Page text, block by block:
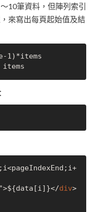
10筆資料，但陣列索引
來寫出每頁起始值及結
1)*items
{data[i]}</div>